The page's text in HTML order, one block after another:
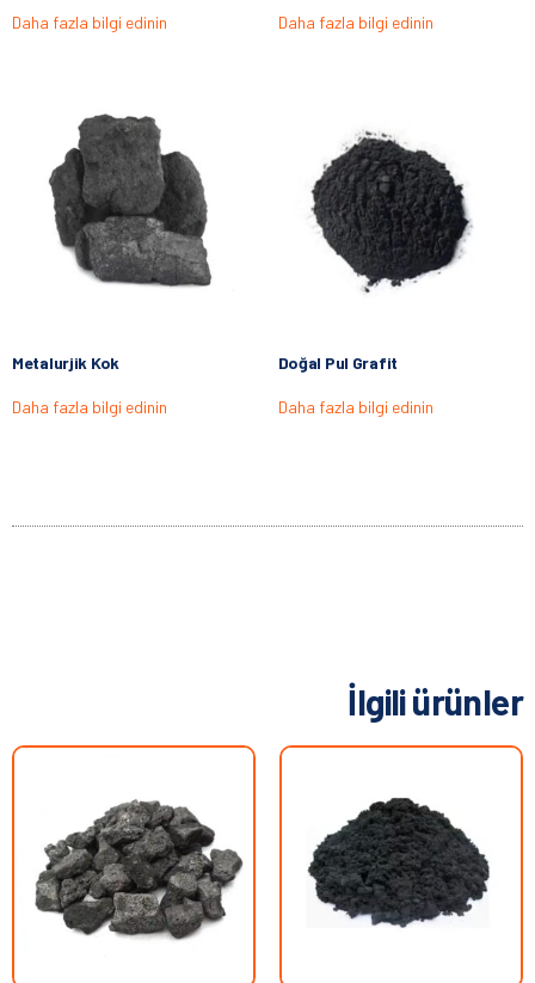
Daha fazla bilgi edinin Daha fazla bilgi edinin
Metalurjik Kok
Daha fazla bilgi edinin
Doğal Pul Grafit
Daha fazla bilgi edinin
İlgili ürünler